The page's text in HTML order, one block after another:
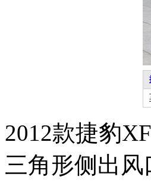
2012款捷豹
三角形侧出